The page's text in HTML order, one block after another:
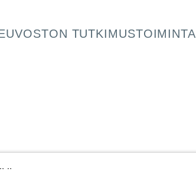
TUTKIMUSTOIMINTA